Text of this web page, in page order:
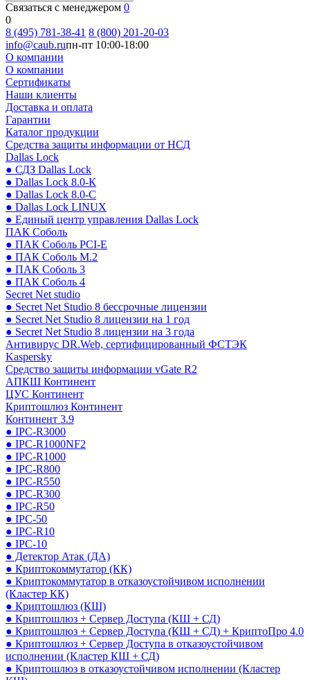
Связаться с менеджером 0
0
8 (495) 781-38-41 8 (800) 201-20-03
info@caub.ruпн-пт 10:00-18:00
О компании
О компании
Сертификаты
Наши клиенты
Доставка и оплата
Гарантии
Каталог продукции
Средства защиты информации от НСД
Dallas Lock
● СДЗ Dallas Lock
● Dallas Lock 8.0-К
● Dallas Lock 8.0-С
● Dallas Lock LINUX
● Единый центр управления Dallas Lock
ПАК Соболь
● ПАК Соболь PCI-E
● ПАК Соболь М.2
● ПАК Соболь 3
● ПАК Соболь 4
Secret Net studio
● Secret Net Studio 8 бессрочные лицензии
● Secret Net Studio 8 лицензии на 1 год
● Secret Net Studio 8 лицензии на 3 года
Антивирус DR.Web, сертифицированный ФСТЭК
Kaspersky
Средство защиты информации vGate R2
АПКШ Континент
ЦУС Континент
Криптошлюз Континент
Континент 3.9
● IPC-R3000
● IPC-R1000NF2
● IPC-R1000
● IPC-R800
● IPC-R550
● IPC-R300
● IPC-R50
● IPC-50
● IPC-R10
● IPC-10
● Детектор Атак (ДА)
● Криптокоммутатор (КК)
● Криптокоммутатор в отказоустойчивом исполнении
(Кластер КК)
● Криптошлюз (КШ)
● Криптошлюз + Сервер Доступа (КШ + СД)
● Криптошлюз + Сервер Доступа (КШ + СД) + КриптоПро 4.0
● Криптошлюз + Сервер Доступа в отказоустойчивом
исполнении (Кластер КШ + СД)
● Криптошлюз в отказоустойчивом исполнении (Кластер